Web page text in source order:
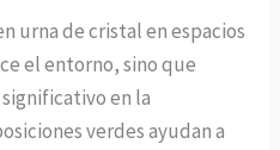
urna de cristal en espacios
el entorno, sino que
en la
verdes ayudan a